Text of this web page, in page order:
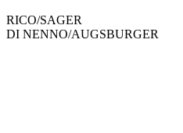
RICO/SAGER
DI NENNO/AUGSBURGER